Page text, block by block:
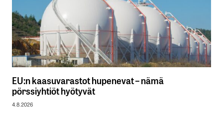
EU:n kaasuvarastot hupenevat – nämä
pörssiyhtiöt hyötyvät
4.8.2026